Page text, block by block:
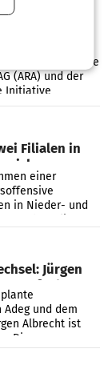
über
hinweg rücken die
(ARA) und der
Initiative
österreichischen
Filialen in
einer
in Nieder- und
Jürgen
auf Adeg
und dem
Albrecht ist
Die
und der